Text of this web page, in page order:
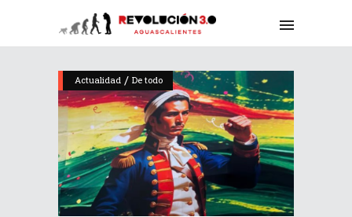
Actualidad / De todo